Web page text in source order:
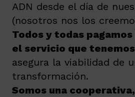
ADN desde el día de
(nosotros nos los
Todos y todas
el servicio que tenemos
asegura la viabilidad de
transformación.
Somos una